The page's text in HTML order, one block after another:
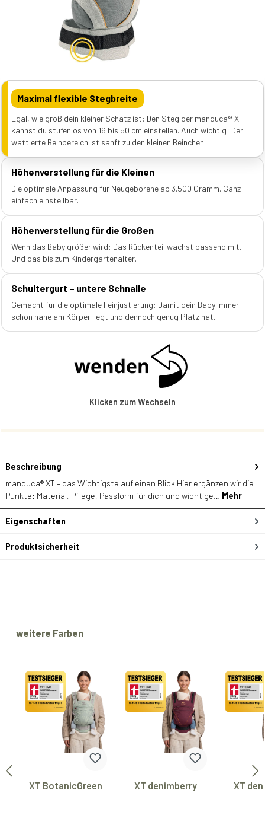
Maximal flexible Stegbreite
Egal, wie groß dein kleiner Schatz ist: Den Steg der manduca® XT
kannst du stufenlos von 16 bis 50 cm einstellen. Auch wichtig: Der
wattierte Beinbereich ist sanft zu den kleinen Beinchen.
Höhenverstellung für die Kleinen
Die optimale Anpassung für Neugeborene ab 3.500 Gramm. Ganz
einfach einstellbar.
Höhenverstellung für die Großen
Wenn das Baby größer wird: Das Rückenteil wächst passend mit.
Und das bis zum Kindergartenalter.
Schultergurt – untere Schnalle
Gemacht für die optimale Feinjustierung: Damit dein Baby immer
schön nahe am Körper liegt und dennoch genug Platz hat.
Klicken zum Wechseln
Beschreibung
manduca® XT – das Wichtigste auf einen Blick Hier ergänzen wir die
Punkte: Material, Pflege, Passform für dich und wichtige… Mehr
Eigenschaften
Produktsicherheit
Produktgalerie überspringen
weitere Farben
XT BotanicGreen XT denimberry XT